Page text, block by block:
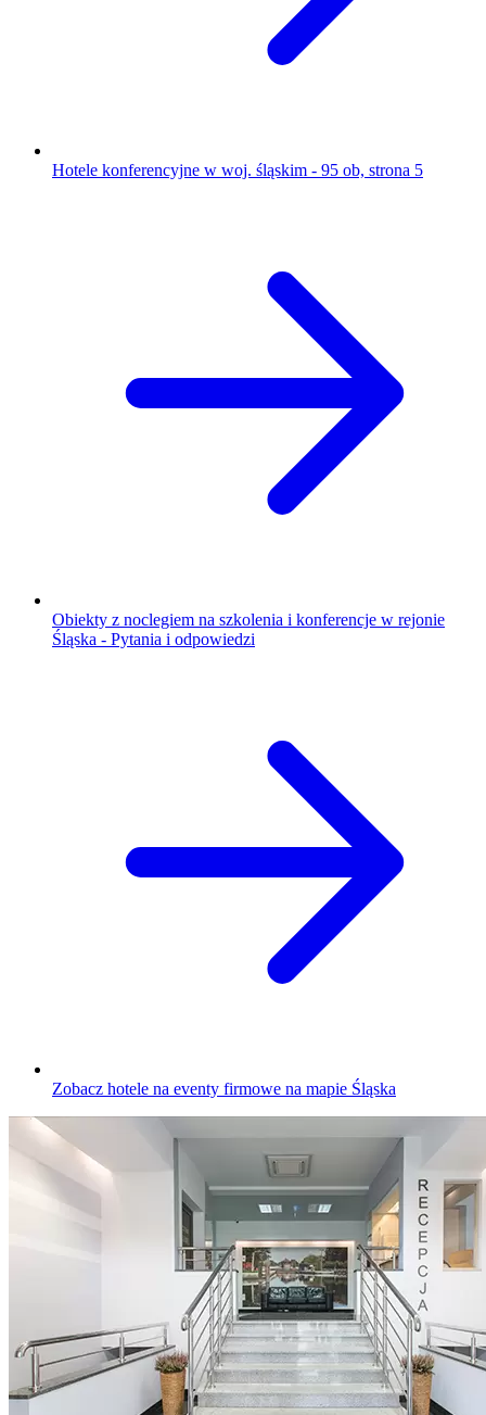
Hotele konferencyjne w woj. śląskim - 95 ob, strona 5
Obiekty z noclegiem na szkolenia i konferencje w rejonie
Śląska - Pytania i odpowiedzi
Zobacz hotele na eventy firmowe na mapie Śląska